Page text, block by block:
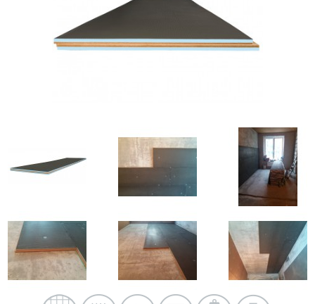
Теплоизоляционные панели для фасада
Панели звукоизоляционные
Купола
Поддоны
Парогенераторы
Панели для хамама
Панели для бассейна
info@paneldelux.ru
+7 (499) 444-59-34